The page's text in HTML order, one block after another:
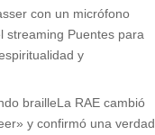
streaming Puentes para
y
La RAE cambió
y confirmó una verdad